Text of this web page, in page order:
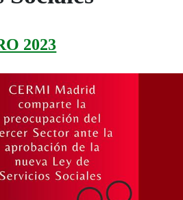
2023